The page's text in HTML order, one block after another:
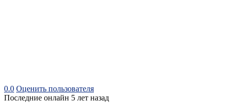
0.0 Оценить пользователя
Последние онлайн 5 лет назад